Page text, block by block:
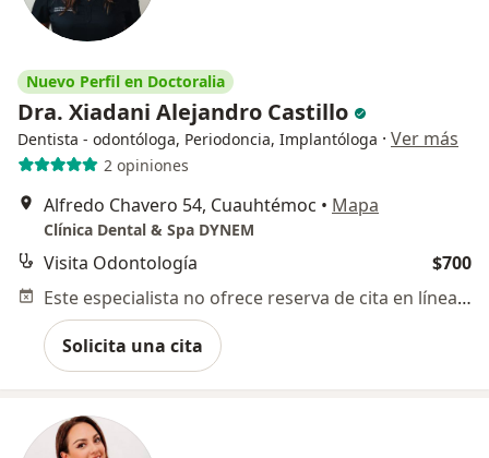
Nuevo Perfil en Doctoralia
Dra. Xiadani Alejandro Castillo
Dentista - odontóloga, Periodoncia, Implantóloga · Ver más
2 opiniones
Alfredo Chavero 54, Cuauhtémoc • Mapa
Clínica Dental & Spa DYNEM
Visita Odontología
$700
Este especialista no ofrece reserva de cita en línea en esta dirección.
Solicita una cita